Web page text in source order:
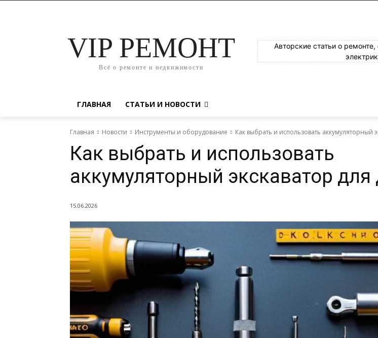
VIP РЕМОНТ
Всё о ремонте и недвижимости
Авторские статьи о
ГЛАВНАЯ СТАТЬИ И НОВОСТИ
Главная Новости Инструменты и оборудование Как выбрать и использовать аккумуляторный
Как выбрать и использовать
аккумуляторный экскаватор для
15.06.2026